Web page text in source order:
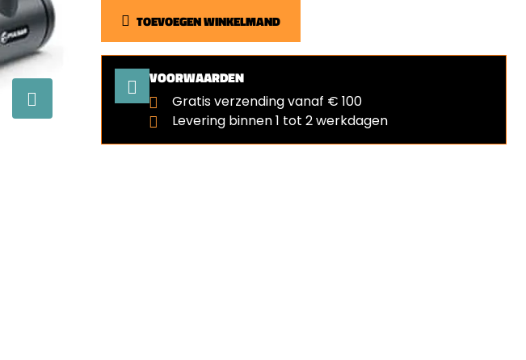
TOEVOEGEN WINKELMAND
VOORWAARDEN
Gratis verzending vanaf € 100
Levering binnen 1 tot 2 werkdagen